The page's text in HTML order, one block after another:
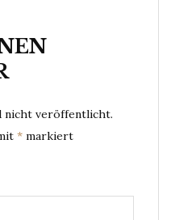
nicht veröffentlicht.
* markiert